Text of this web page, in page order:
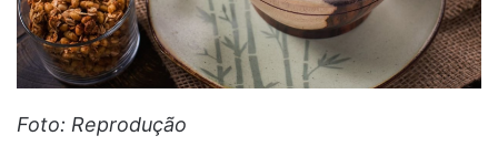
Foto: Reprodução